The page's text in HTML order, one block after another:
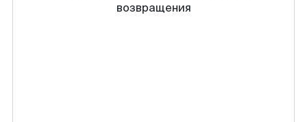
возвращения